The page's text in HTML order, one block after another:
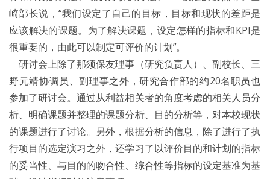
崎部长说，“我们设定了自己的目标，目标和现状的差距是
应该解决的课题。为了解决课题，设定怎样的指标和KPI是
很重要的，由此可以制定可评价的计划”。
研讨会上除了那须保友理事（研究负责人）、副校长、三
野元靖协调员、副理事之外，研究合作部的约20名职员也
参加了研讨会。通过从利益相关者的角度考虑的相关人员分
析、明确课题并整理的课题分析、目的分析等，对本校现状
的课题进行了讨论。另外，根据分析的信息，除了进行了执
行项目的选定演习之外，还学习了以评价目的和计划的指标
的妥当性、与目的的吻合性、综合性等指标的设定基准为基